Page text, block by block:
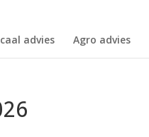
advies Agro advies